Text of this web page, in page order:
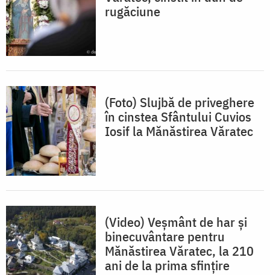
rugăciune
(Foto) Slujbă de priveghere
în cinstea Sfântului Cuvios
Iosif la Mănăstirea Văratec
(Video) Veșmânt de har și
binecuvântare pentru
Mănăstirea Văratec, la 210
ani de la prima sfințire